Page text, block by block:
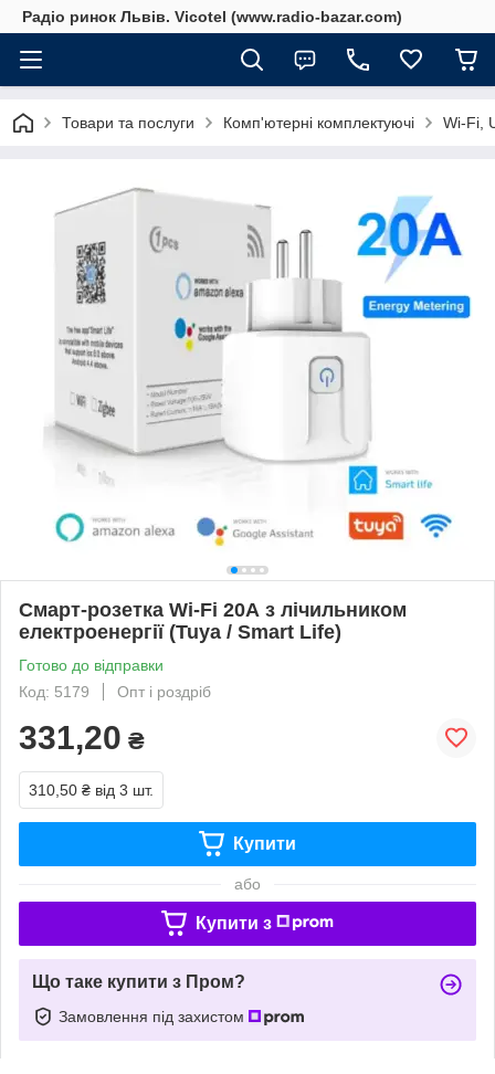
Радіо ринок Львів. Vicotel (www.radio-bazar.com)
Товари та послуги Комп'ютерні комплектуючі Wi-Fi,
Смарт-розетка Wi-Fi 20А з лічильником
електроенергії (Tuya / Smart Life)
Готово до відправки
Код: 5179
Опт і роздріб
331,20 ₴
310,50 ₴ від 3 шт.
Купити
або
Купити з
Що таке купити з Пром?
Замовлення під захистом